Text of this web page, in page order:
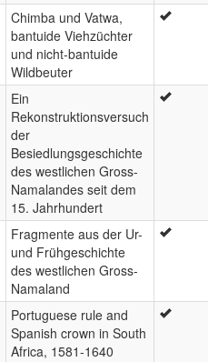
Chimba und Vatwa,
bantuide Viehzüchter
und nicht-bantuide
Wildbeuter
Ein
Rekonstruktionsversuch
der
Besiedlungsgeschichte
des westlichen Gross-
Namalandes seit dem
15. Jahrhundert
Fragmente aus der Ur-
und Frühgeschichte
des westlichen Gross-
Namaland
Portuguese rule and
Spanish crown in South
Africa, 1581-1640